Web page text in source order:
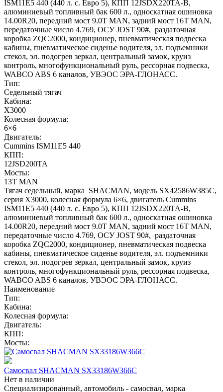
ISM11E5 440 (440 л. с. Евро 5), КПП 12JSDX220TA-B,
алюминиевый топливный бак 600 л., односкатная ошиновка
14.00R20, передний мост 9.0T MAN, задний мост 16T MAN,
передаточные число 4.769, ОСУ JOST 90#, раздаточная
коробка ZQC2000, кондиционер, пневматическая подвеска
кабины, пневматическое сиденье водителя, эл. подъемники
стекол, эл. подогрев зеркал, центральный замок, круиз
контроль, многофункциональный руль, рессорная подвеска,
WABCO ABS 6 каналов, УВЭОС ЭРА-ГЛОНАСС.
Тип:
Седельный тягач
Кабина:
X3000
Колесная формула:
6×6
Двигатель:
Cummins ISM11E5 440
КПП:
12JSD200TA
Мосты:
13T MAN
Тягач седельный, марка SHACMAN, модель SX42586W385C,
серия Х3000, колесная формула 6×6, двигатель Cummins
ISM11E5 440 (440 л. с. Евро 5), КПП 12JSDX220TA-B,
алюминиевый топливный бак 600 л., односкатная ошиновка
14.00R20, передний мост 9.0T MAN, задний мост 16T MAN,
передаточные число 4.769, ОСУ JOST 90#, раздаточная
коробка ZQC2000, кондиционер, пневматическая подвеска
кабины, пневматическое сиденье водителя, эл. подъемники
стекол, эл. подогрев зеркал, центральный замок, круиз
контроль, многофункциональный руль, рессорная подвеска,
WABCO ABS 6 каналов, УВЭОС ЭРА-ГЛОНАСС.
Наименование
Тип:
Кабина:
Колесная формула:
Двигатель:
КПП:
Мосты:
Самосвал SHACMAN SX33186W366C
Нет в наличии
Специализированный, автомобиль - самосвал, марка